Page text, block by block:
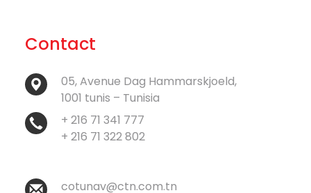
Contact
05, Avenue Dag Hammarskjoeld,
1001 tunis – Tunisia
+ 216 71 341 777
+ 216 71 322 802
cotunav@ctn.com.tn